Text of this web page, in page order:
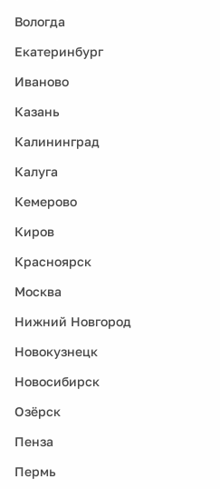
Вологда
Екатеринбург
Иваново
Казань
Калининград
Калуга
Кемерово
Киров
Красноярск
Москва
Нижний Новгород
Новокузнецк
Новосибирск
Озёрск
Пенза
Пермь